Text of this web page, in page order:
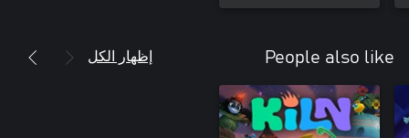
People also like إظهار الكل